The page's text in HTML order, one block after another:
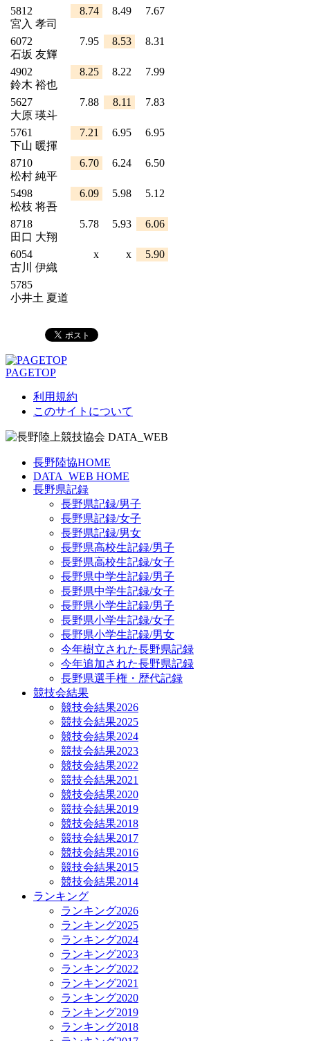
5812
宮入 孝司
8.74 8.49 7.67
6072
石坂 友輝
7.95 8.53 8.31
4902
鈴木 裕也
8.25 8.22 7.99
5627
大原 瑛斗
7.88 8.11 7.83
5761
下山 暖揮
7.21 6.95 6.95
8710
松村 純平
6.70 6.24 6.50
5498
松枝 将吾
6.09 5.98 5.12
8718
田口 大翔
5.78 5.93 6.06
6054
古川 伊織
x x 5.90
5785
小井土 夏道
PAGETOP
利用規約
このサイトについて
長野陸協HOME
DATA_WEB HOME
長野県記録
長野県記録/男子
長野県記録/女子
長野県記録/男女
長野県高校生記録/男子
長野県高校生記録/女子
長野県中学生記録/男子
長野県中学生記録/女子
長野県小学生記録/男子
長野県小学生記録/女子
長野県小学生記録/男女
今年樹立された長野県記録
今年追加された長野県記録
長野県選手権・歴代記録
競技会結果
競技会結果2026
競技会結果2025
競技会結果2024
競技会結果2023
競技会結果2022
競技会結果2021
競技会結果2020
競技会結果2019
競技会結果2018
競技会結果2017
競技会結果2016
競技会結果2015
競技会結果2014
ランキング
ランキング2026
ランキング2025
ランキング2024
ランキング2023
ランキング2022
ランキング2021
ランキング2020
ランキング2019
ランキング2018